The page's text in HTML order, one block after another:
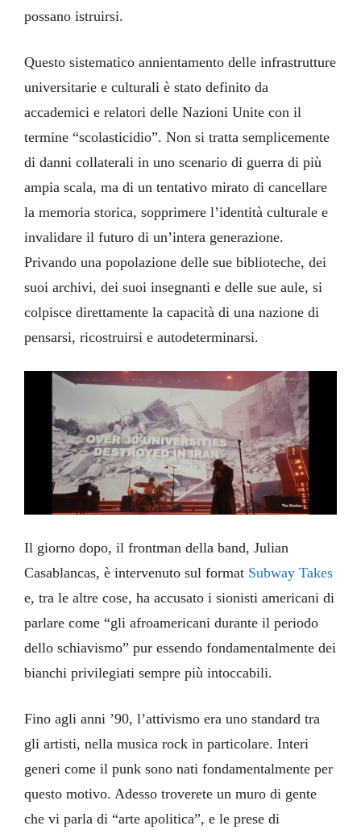
possano istruirsi.
Questo sistematico annientamento delle infrastrutture
universitarie e culturali è stato definito da
accademici e relatori delle Nazioni Unite con il
termine “scolasticidio”. Non si tratta semplicemente
di danni collaterali in uno scenario di guerra di più
ampia scala, ma di un tentativo mirato di cancellare
la memoria storica, sopprimere l’identità culturale e
invalidare il futuro di un’intera generazione.
Privando una popolazione delle sue biblioteche, dei
suoi archivi, dei suoi insegnanti e delle sue aule, si
colpisce direttamente la capacità di una nazione di
pensarsi, ricostruirsi e autodeterminarsi.
Il giorno dopo, il frontman della band, Julian
Casablancas, è intervenuto sul format Subway Takes
e, tra le altre cose, ha accusato i sionisti americani di
parlare come “gli afroamericani durante il periodo
dello schiavismo” pur essendo fondamentalmente dei
bianchi privilegiati sempre più intoccabili.
Fino agli anni ’90, l’attivismo era uno standard tra
gli artisti, nella musica rock in particolare. Interi
generi come il punk sono nati fondamentalmente per
questo motivo. Adesso troverete un muro di gente
che vi parla di “arte apolitica”, e le prese di